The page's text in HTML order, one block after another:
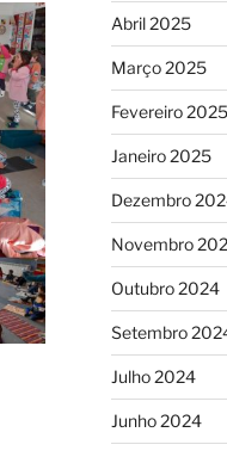
Abril 2025
Março 2025
Fevereiro 2025
Janeiro 2025
Dezembro
Novembro
Outubro 2024
Setembro
Julho 2024
Junho 2024